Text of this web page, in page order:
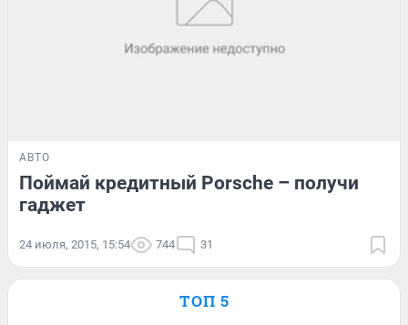
АВТО
Поймай кредитный Porsche – получи
гаджет
24 июля, 2015, 15:54 744 31
ТОП 5